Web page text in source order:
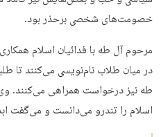
خصومت‌های شخصی برحذر بود.
مرحوم آل طه با فدائیان اسلام
در میان طلاب نام‌نویسی می‌کنند تا
طه نیز درخواست همراهی می‌کنند. وی
اسلام را تندرو می‌دانست و می‌گفت